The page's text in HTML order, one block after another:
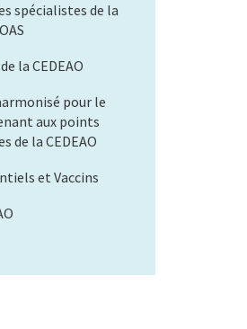
spécialistes de la
la CEDEAO
pour le
aux points
de la CEDEAO
et Vaccins